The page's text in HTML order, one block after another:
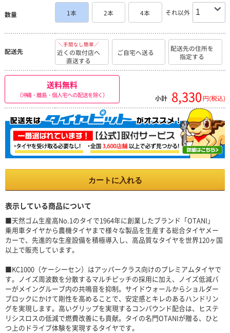
数量 1本 2本 4本 それ以外
配送先
＼手間なし簡単／
近くの取付店へ
直送する
ご自宅へ送る
配送先の住所を
指定する
送料無料
（沖縄・離島・個人宅への配送を除く） 小計 8,330 円(税込)
カートに入れる
表示している商品について
■天然ゴム生産高No.1のタイで1964年に創業したブランド「OTANI」
乗用車タイヤから農機タイヤまで様々な製品を生産する総合タイヤメー
カーで、先進的な生産設備を積極導入し、高品質なタイヤを世界120ヶ国
以上で販売しています。
■KC1000（ケーシーセン）はアッパークラス向けのプレミアムタイヤで
す。ノイズ周波数を分散するマルチピッチの採用に加え、ノイズ低減バ
ーがメイングルーブ内の共鳴音を抑制。サイドウォールからショルダー
ブロックにかけて剛性を高めることで、安定感とキレのあるハンドリン
グを実現します。高いグリップを実現するコンパウンド配合は、ヒステ
リシスロスの低減で燃費改善にも貢献。タイの名門OTANIが贈る、ひと
つ上のドライブ体験を実現するタイヤです。